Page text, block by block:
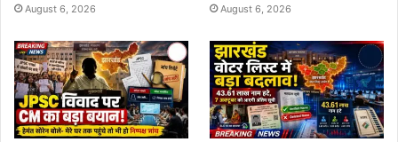
August 6, 2026 August 6, 2026